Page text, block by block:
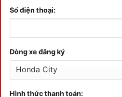
Số điện thoại:
Dòng xe đăng ký
Hình thức thanh toán: